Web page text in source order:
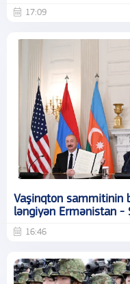
17:09
Vaşinqton sammitinin
ləngiyən Ermənistan -
16:46